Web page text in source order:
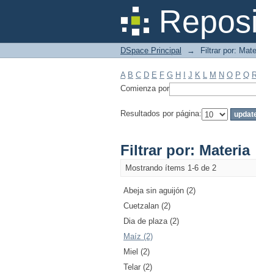
Filtrar por: Materia
DSpace Principal → Filtrar por:
A B C D E F G H J K L M N O P Q
Comienza por
Resultados por página:
Filtrar por: Materia
Mostrando ítems 1-6 de 2
Abeja sin aguijón (2)
Cuetzalan (2)
Dia de plaza (2)
Maíz (2)
Miel (2)
Telar (2)